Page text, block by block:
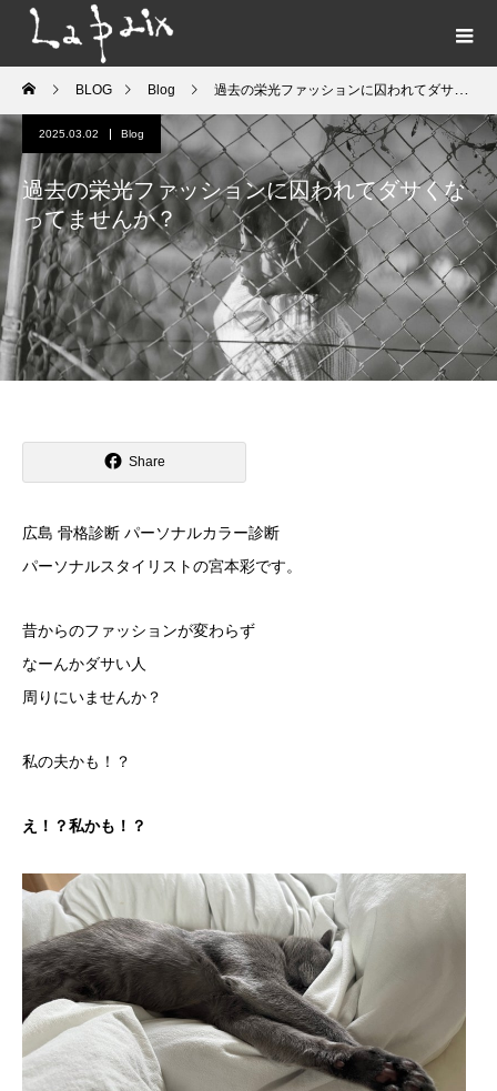
BLOG Blog 過去の栄光ファッションに囚われてダサくなってませんか？
2025.03.02 Blog
過去の栄光ファッションに囚われてダサくな
ってませんか？
Share
広島 骨格診断 パーソナルカラー診断
パーソナルスタイリストの宮本彩です。
昔からのファッションが変わらず
なーんかダサい人
周りにいませんか？
私の夫かも！？
え！？私かも！？